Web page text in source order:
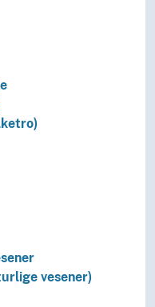
vesener)